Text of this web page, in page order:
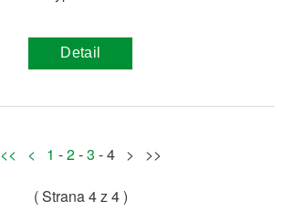
Detail
<< < 1 -2-3 - 4 > >>
( Strana4z 4 )